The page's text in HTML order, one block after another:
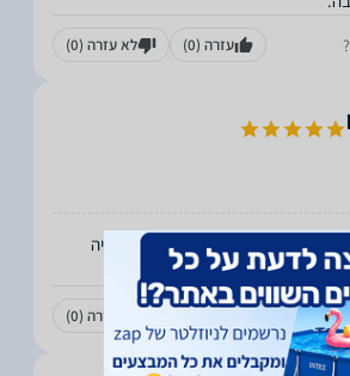
עזרה (0) לא עזרה (0)
התקשרתי כדי לברר מלאי הנציג היה
מאוד מומלץ!
עזרה לא עזרה (0)